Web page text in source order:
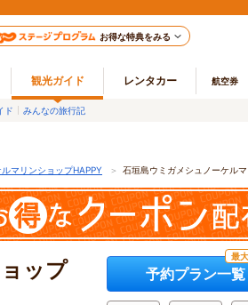
お得な特典をみる
観光ガイド レンタカー 航空券
ド みんなの旅行記
マリンショップHAPPY ＞ 石垣島ウミガメシュノーケル
ップ
最
予約プラン一覧